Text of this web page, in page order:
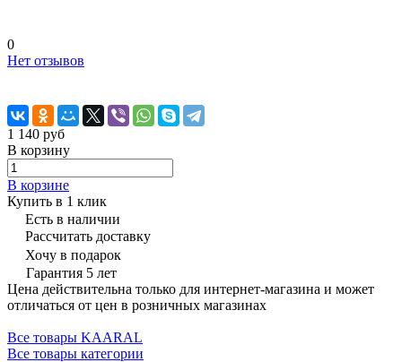
0
Нет отзывов
1 140 руб
В корзину
В корзине
Купить в 1 клик
Есть в наличии
Рассчитать доставку
Хочу в подарок
Гарантия 5 лет
Цена действительна только для интернет-магазина и может
отличаться от цен в розничных магазинах
Все товары KAARAL
Все товары категории